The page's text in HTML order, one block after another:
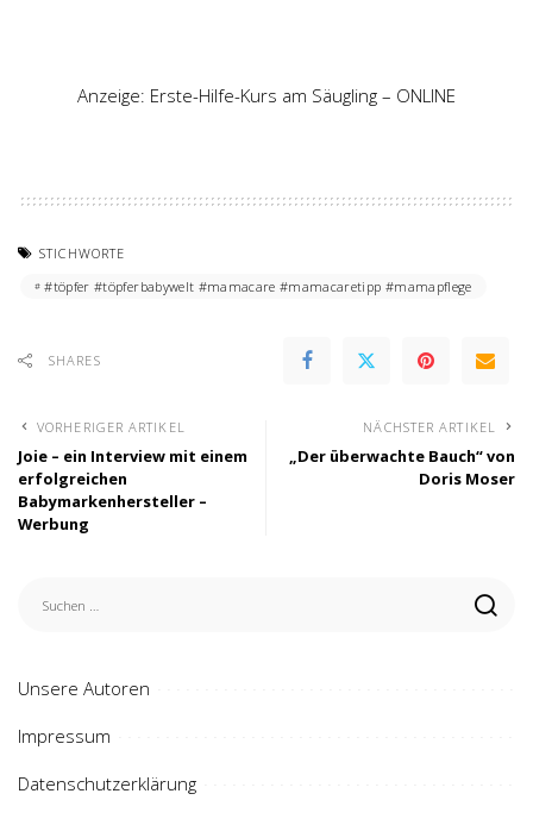
Anzeige: Erste-Hilfe-Kurs am Säugling – ONLINE
STICHWORTE
#töpfer #töpferbabywelt #mamacare #mamacaretipp #mamapflege
SHARES
VORHERIGER ARTIKEL
Joie – ein Interview mit einem
erfolgreichen
Babymarkenhersteller –
Werbung
NÄCHSTER ARTIKEL
„Der überwachte Bauch“ von
Doris Moser
Unsere Autoren
Impressum
Datenschutzerklärung